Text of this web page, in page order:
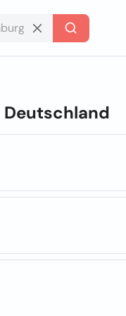
Deutschland